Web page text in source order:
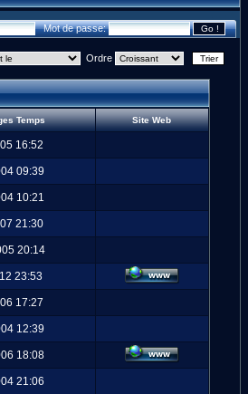
Mot de passe:
Ordre
Temps Site Web
16:52
09:39
10:21
21:30
20:14
23:53
17:27
12:39
18:08
21:06